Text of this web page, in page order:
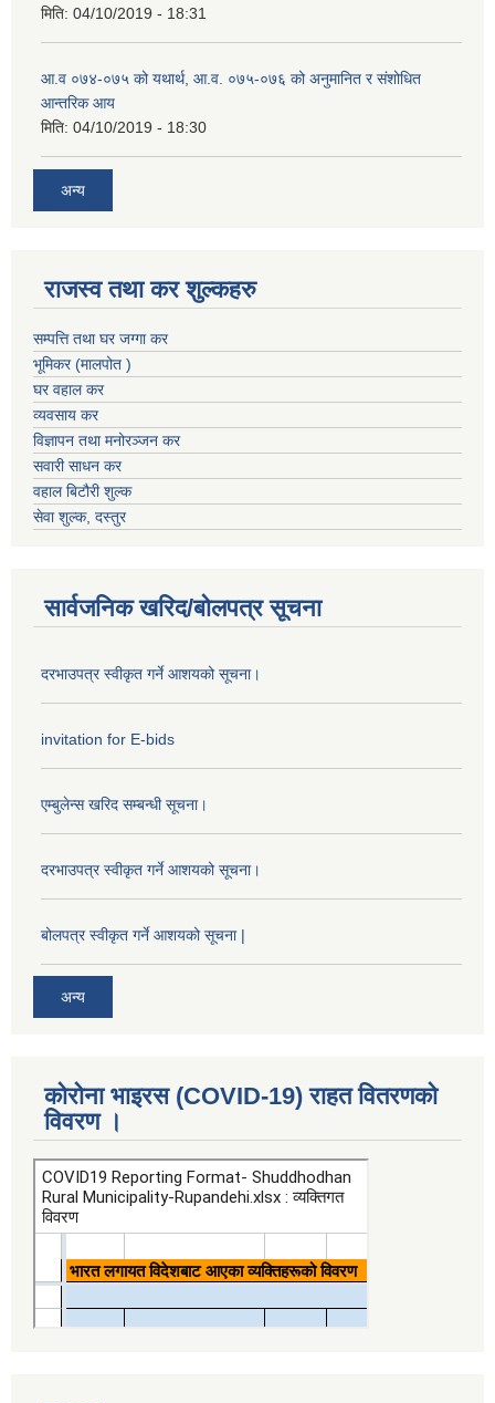
मिति: 04/10/2019 - 18:31
आ.व ०७४-०७५ को यथार्थ, आ.व. ०७५-०७६ को अनुमानित र संशोधित
आन्तरिक आय
मिति: 04/10/2019 - 18:30
अन्य
राजस्व तथा कर शुल्कहरु
सम्पत्ति तथा घर जग्गा कर
भूमिकर (मालपोत )
घर वहाल कर
व्यवसाय कर
विज्ञापन तथा मनोरञ्जन कर
सवारी साधन कर
वहाल बिटौरी शुल्क
सेवा शुल्क, दस्तुर
सार्वजनिक खरिद/बोलपत्र सूचना
दरभाउपत्र स्वीकृत गर्ने आशयको सूचना।
invitation for E-bids
एम्बुलेन्स खरिद सम्बन्धी सूचना।
दरभाउपत्र स्वीकृत गर्ने आशयको सूचना।
बोलपत्र स्वीकृत गर्ने आशयको सूचना |
अन्य
कोरोना भाइरस (COVID-19) राहत वितरणको
विवरण ।